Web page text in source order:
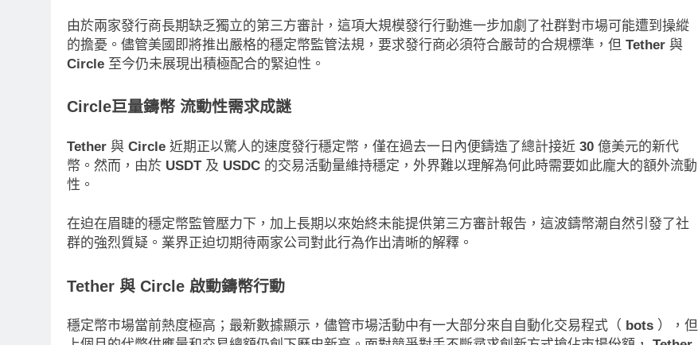
由於兩家發行商長期缺乏獨立的第三方審計，這項大規模發行行動進一步加劇了社群對市場可能遭到操縱
的擔憂。儘管美國即將推出嚴格的穩定幣監管法規，要求發行商必須符合嚴苛的合規標準，但 Tether 與
Circle 至今仍未展現出積極配合的緊迫性。
Circle巨量鑄幣 流動性需求成謎
Tether 與 Circle 近期正以驚人的速度發行穩定幣，僅在過去一日內便鑄造了總計接近 30 億美元的新代
幣。然而，由於 USDT及 USDC 的交易活動量維持穩定，外界難以理解為何此時需要如此龐大的額外流動
性。
在迫在眉睫的穩定幣監管壓力下，加上長期以來始終未能提供第三方審計報告，這波鑄幣潮自然引發了社
群的強烈質疑。業界正迫切期待兩家公司對此行為作出清晰的解釋。
Tether 與 Circle 啟動鑄幣行動
穩定幣市場當前熱度極高；最新數據顯示，儘管市場活動中有一大部分來自自動化交易程式（ bots ），但
最新資訊 即市消息 最新資訊 即市消息 最新資訊